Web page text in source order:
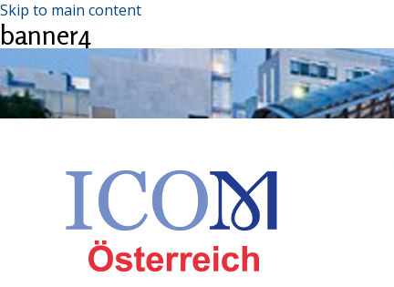
Skip to main content
banner4